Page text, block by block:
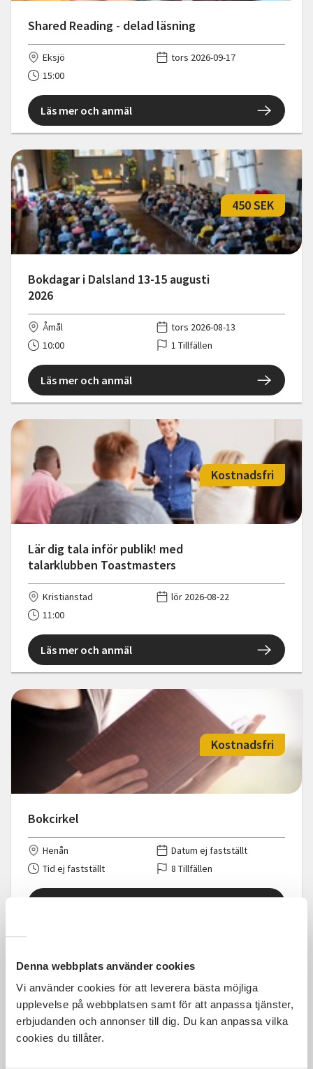
Denna webbplats använder cookies
Vi använder cookies för att leverera bästa möjliga
upplevelse på webbplatsen samt för att anpassa tjänster,
erbjudanden och annonser till dig. Du kan anpassa vilka
cookies du tillåter.
Shared Reading - delad läsning
Eksjö
tors 2026-09-17
15:00
Läs mer och anmäl
Bokdagar i Dalsland 13-15 augusti
2026
450 SEK
Åmål
tors 2026-08-13
10:00
1 Tillfällen
Läs mer och anmäl
Lär dig tala inför publik! med
talarklubben Toastmasters
Kostnadsfri
Kristianstad
lör 2026-08-22
11:00
Läs mer och anmäl
Bokcirkel
Kostnadsfri
Henån
Datum ej fastställt
Tid ej fastställt
8 Tillfällen
Kostnadsfri